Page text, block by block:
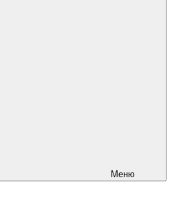
Меню